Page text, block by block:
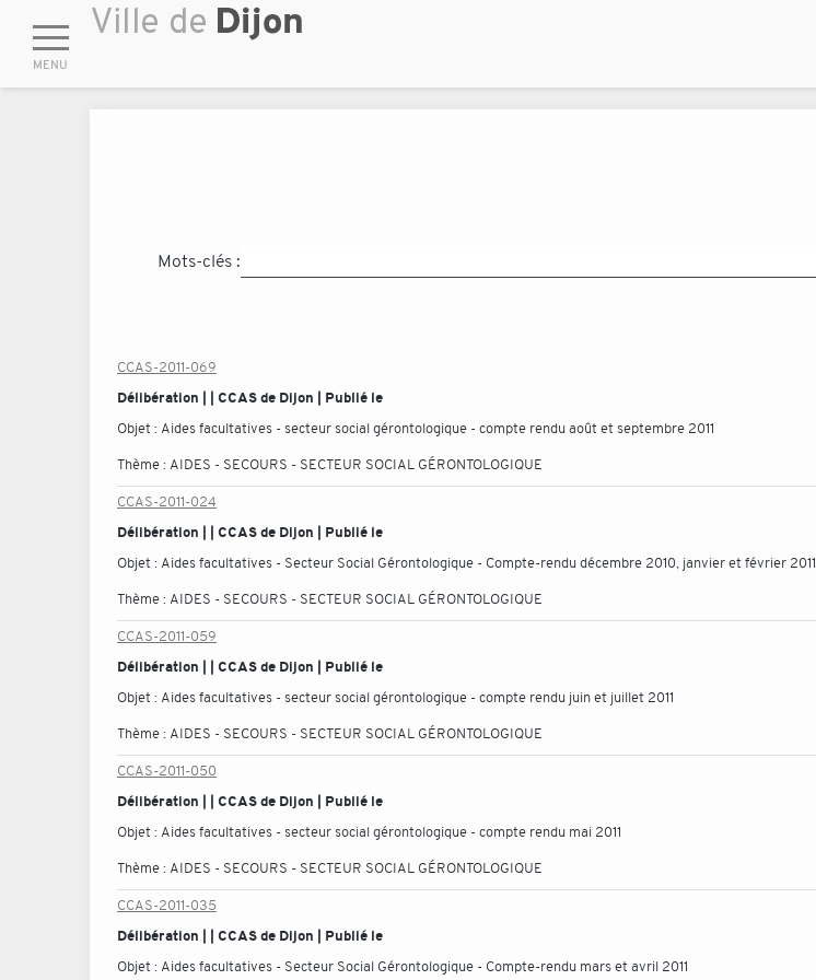
Mots-clés :
CCAS-2011-069
Délibération | | CCAS de Dijon | Publié le
Objet : Aides facultatives - secteur social gérontologique - compte rendu août et septembre 2011
Thème : AIDES - SECOURS - SECTEUR SOCIAL GÉRONTOLOGIQUE
CCAS-2011-024
Délibération | | CCAS de Dijon | Publié le
Objet : Aides facultatives - Secteur Social Gérontologique - Compte-rendu décembre 2010, janvier et février 2011
Thème : AIDES - SECOURS - SECTEUR SOCIAL GÉRONTOLOGIQUE
CCAS-2011-059
Délibération | | CCAS de Dijon | Publié le
Objet : Aides facultatives - secteur social gérontologique - compte rendu juin et juillet 2011
Thème : AIDES - SECOURS - SECTEUR SOCIAL GÉRONTOLOGIQUE
CCAS-2011-050
Délibération | | CCAS de Dijon | Publié le
Objet : Aides facultatives - secteur social gérontologique - compte rendu mai 2011
Thème : AIDES - SECOURS - SECTEUR SOCIAL GÉRONTOLOGIQUE
CCAS-2011-035
Délibération | | CCAS de Dijon | Publié le
Objet : Aides facultatives - Secteur Social Gérontologique - Compte-rendu mars et avril 2011